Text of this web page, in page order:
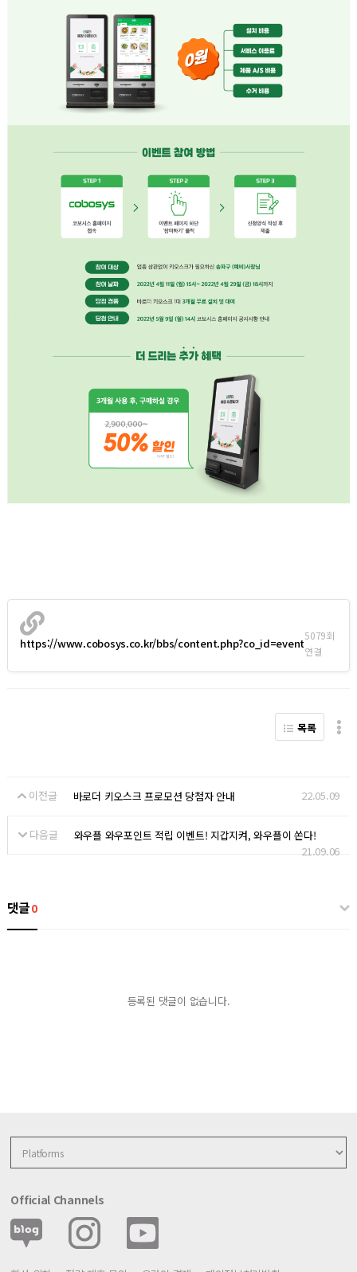
https://www.cobosys.co.kr/bbs/content.php?co_id=event
5079회
연결
목록
이전글 바로더 키오스크 프로모션 당첨자 안내 22.05.09
다음글
와우플 와우포인트 적립 이벤트! 지갑지켜, 와우플이 쏜다!
21.09.06
댓글0
등록된 댓글이 없습니다.
Official Channels